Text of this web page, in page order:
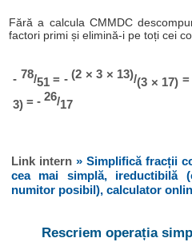
Fără a calcula CMMDC
factori primi și elimină-i pe toți cei
- 78/51 = -(2 × 3 × 13)/(3 × 17)
3) = -26/17
Link intern » Simplifică fracții
cea mai simplă, ireductibilă
numitor posibil), calculator
Rescriem operația